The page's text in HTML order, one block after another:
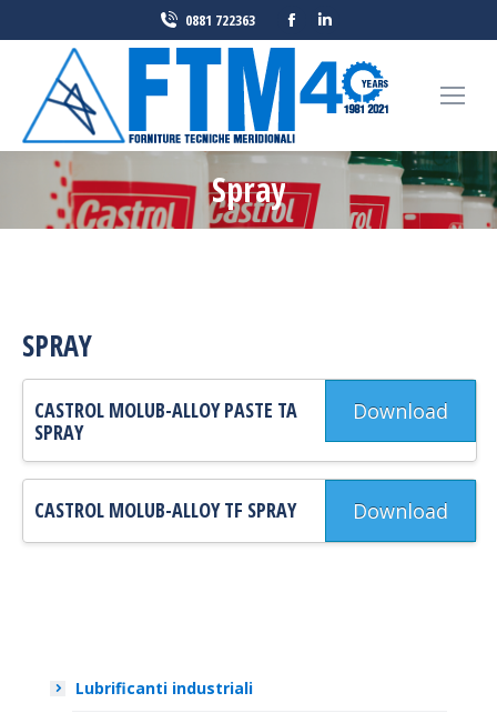
0881 722363
Facebook
opens
in
window
opens
in
window
Spray
Tu sei qui:
SPRAY
CASTROL MOLUB-ALLOY PASTE TA
SPRAY
Download
CASTROL MOLUB-ALLOY TF SPRAY Download
Lubrificanti industriali